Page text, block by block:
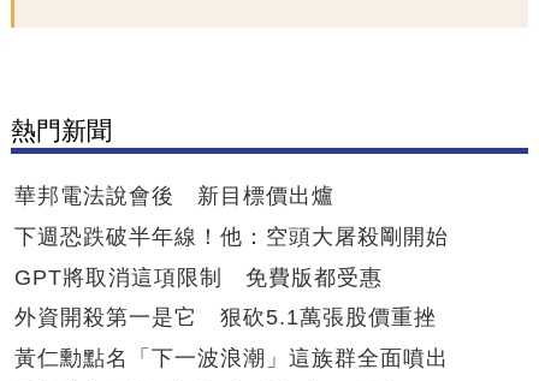
熱門新聞
華邦電法說會後 新目標價出爐
下週恐跌破半年線！他：空頭大屠殺剛開始
GPT將取消這項限制 免費版都受惠
外資開殺第一是它 狠砍5.1萬張股價重挫
黃仁勳點名「下一波浪潮」這族群全面噴出